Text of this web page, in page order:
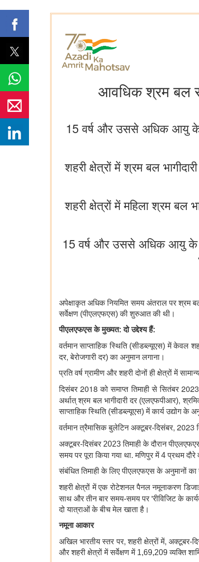
आवधिक श्रम बल
15 वर्ष और उससे अधिक आयु के
शहरी क्षेत्रों में श्रम बल
शहरी क्षेत्रों में महिला श्रम
15 वर्ष और उससे अधिक आयु के
अपेक्षाकृत अधिक नियमित समय अंतराल पर श्रम
सर्वेक्षण (पीएलएफएस) की शुरुआत की थी।
पीएलएफएस के मुख्‍यत: दो उद्देश्य हैं:
वर्तमान साप्ताहिक स्थिति (सीडब्‍ल्‍यूएस) में केवल
दर,बेरोजगारी दर) का अनुमान लगाना।
प्रति वर्ष ग्रामीण और शहरी दोनों ही क्षेत्रों में
दिसंबर2018 को समाप्त तिमाही से सितंबर2023
अर्थात् श्रम बल भागीदारी दर (एलएफपीआर),
साप्ताहिक स्थिति (सीडब्ल्यूएस) में कार्य उद्योग के
वर्तमान त्रैमासिक बुलेटिन अक्टूबर-दिसंबर, 2023
अक्टूबर-दिसंबर 2023 तिमाही के दौरान
समय पर पूरा किया गया था. मणिपुर में 4 प्रथम
संबंधित तिमाही के लिए पीएलएफएस के अनुमानों
शहरी क्षेत्रों में एक रोटेशनल पैनल नमूनाकरण
साथ और तीन बार समय-समय पर'रीविजिट के
दो यात्राओं के बीच मेल खाता है।
नमूना आकार
अखिल भारतीय स्तर पर,शहरी क्षेत्रों में,अक्टूबर-
और शहरी क्षेत्रों में सर्वेक्षण में 1,69,209 व्यक्ति